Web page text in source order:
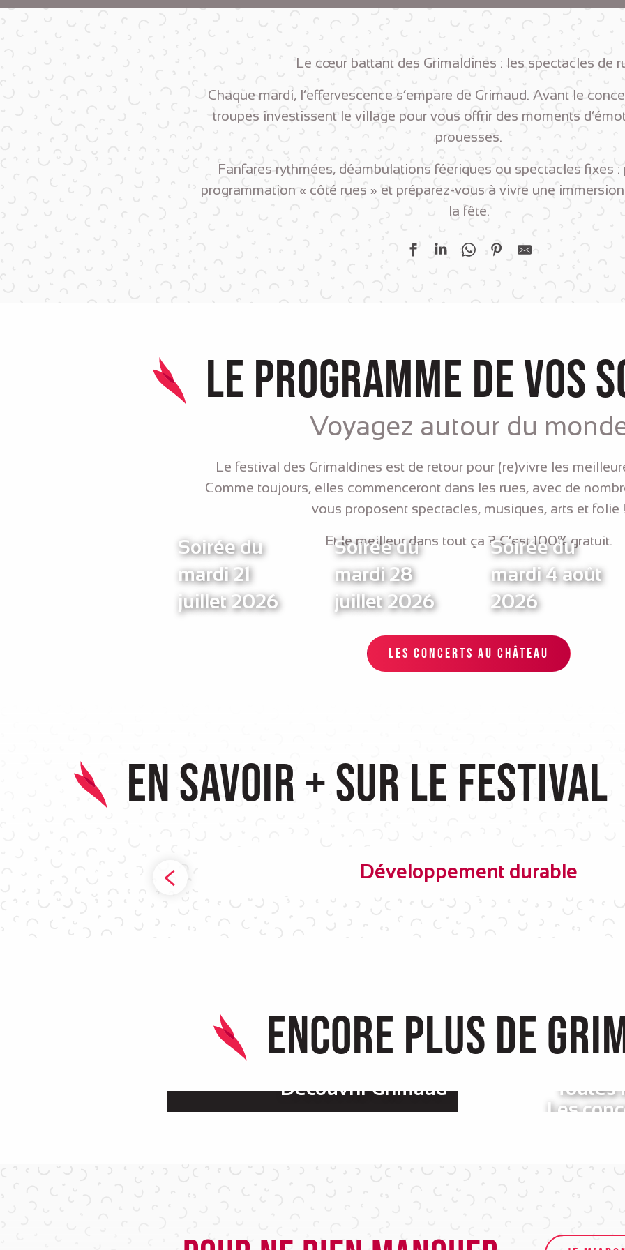
Le cœur battant des Grimaldines : les spectacles de
Chaque mardi, l’effervescence s’empare de Grimaud. Avant le
troupes investissent le village pour vous offrir des moments
prouesses.
Fanfares rythmées, déambulations féeriques ou spectacles fixes :
programmation « côté rues » et préparez-vous à vivre une
la fête.
Le programme de vos
Voyagez autour du
Le festival des Grimaldines est de retour pour (re)vivre les
Comme toujours, elles commenceront dans les rues, avec de
vous proposent spectacles, musiques, arts et folie !
Et le meilleur dans tout ça ? C’est 100% gratuit.
Soirée du
mardi 21
juillet 2026
Soirée du
mardi 28
juillet 2026
Soirée du
mardi 4 août
2026
LES CONCERTS AU CHÂTEAU
En savoir + sur le festival
Développement durable
Encore plus de
Découvrir Grimaud
Toutes
Les